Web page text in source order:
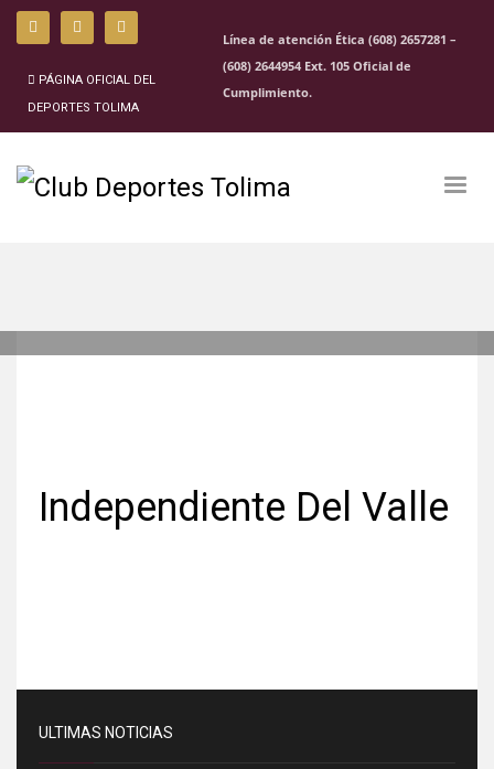
PÁGINA OFICIAL DEL
DEPORTES TOLIMA
Línea de atención Ética (608) 2657281 –
(608) 2644954 Ext. 105 Oficial de
Cumplimiento.
Independiente Del Valle
ULTIMAS NOTICIAS